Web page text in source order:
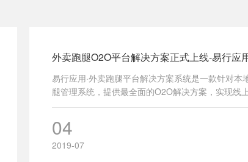
外卖跑腿O2O平台解决方案正式上线-易行应
易行应用·外卖跑腿平台解决方案系统是一款针对
腿管理系统，提供最全面的O2O解决方案，实现线
服务专属平台。
04
2019-07